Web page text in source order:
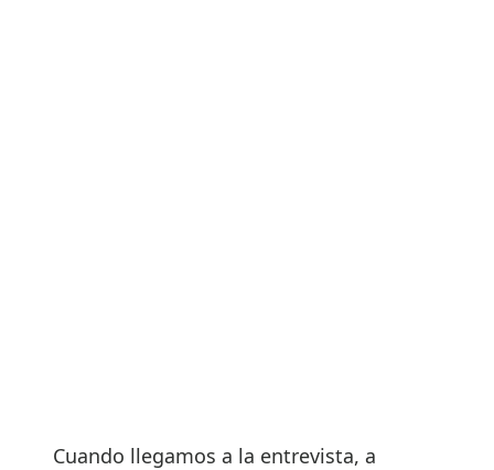
Cuando llegamos a la entrevista, a